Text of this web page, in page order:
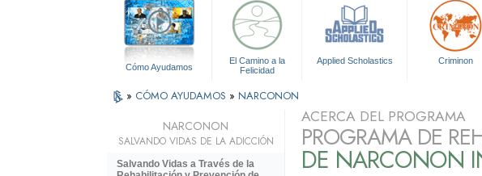
Cómo Ayudamos
El Camino a la
Felicidad
Applied Scholastics Criminon
» CÓMO AYUDAMOS » NARCONON
ACERCA DEL PROGRAMA
PROGRAMA DE
DE NARCONON
NARCONON
SALVANDO VIDAS DE LA ADICCIÓN
Salvando Vidas a Través de la